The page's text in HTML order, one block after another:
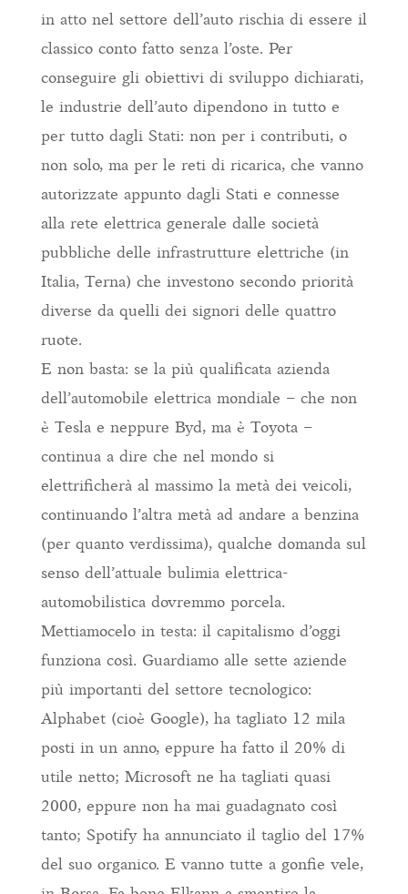
in atto nel settore dell’auto rischia di essere il
classico conto fatto senza l’oste. Per
conseguire gli obiettivi di sviluppo dichiarati,
le industrie dell’auto dipendono in tutto e
per tutto dagli Stati: non per i contributi, o
non solo, ma per le reti di ricarica, che vanno
autorizzate appunto dagli Stati e connesse
alla rete elettrica generale dalle società
pubbliche delle infrastrutture elettriche (in
Italia, Terna) che investono secondo priorità
diverse da quelli dei signori delle quattro
ruote.
E non basta: se la più qualificata azienda
dell’automobile elettrica mondiale – che non
è Tesla e neppure Byd, ma è Toyota –
continua a dire che nel mondo si
elettrificherà al massimo la metà dei veicoli,
continuando l’altra metà ad andare a benzina
(per quanto verdissima), qualche domanda sul
senso dell’attuale bulimia elettrica-
automobilistica dovremmo porcela.
Mettiamocelo in testa: il capitalismo d’oggi
funziona così. Guardiamo alle sette aziende
più importanti del settore tecnologico:
Alphabet (cioè Google), ha tagliato 12 mila
posti in un anno, eppure ha fatto il 20% di
utile netto; Microsoft ne ha tagliati quasi
2000, eppure non ha mai guadagnato così
tanto; Spotify ha annunciato il taglio del 17%
del suo organico. E vanno tutte a gonfie vele,